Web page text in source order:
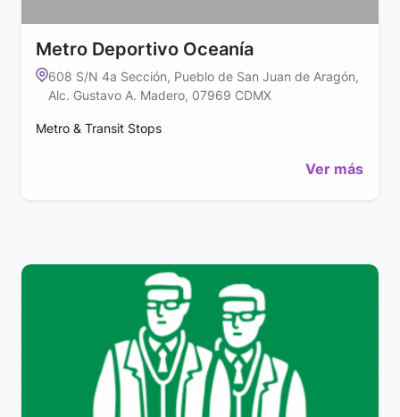
Metro Deportivo Oceanía
608 S/N 4a Sección, Pueblo de San Juan de Aragón,
Alc. Gustavo A. Madero, 07969 CDMX
Metro & Transit Stops
Ver más